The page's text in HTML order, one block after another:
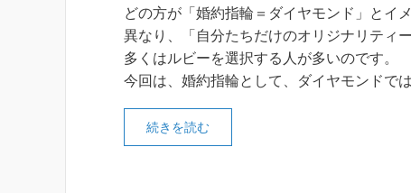
どの方が「婚約指輪＝ダイヤモンド」とイ
異なり、「自分たちだけのオリジナリティ
多くはルビーを選択する人が多いのです。
今回は、婚約指輪として、ダイヤモンドで
続きを読む